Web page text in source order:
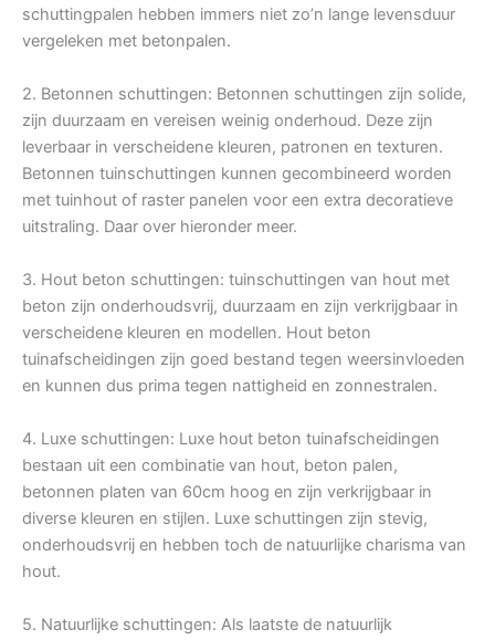
schuttingpalen hebben immers niet zo’n lange levensduur
vergeleken met betonpalen.
2. Betonnen schuttingen: Betonnen schuttingen zijn solide,
zijn duurzaam en vereisen weinig onderhoud. Deze zijn
leverbaar in verscheidene kleuren, patronen en texturen.
Betonnen tuinschuttingen kunnen gecombineerd worden
met tuinhout of raster panelen voor een extra decoratieve
uitstraling. Daar over hieronder meer.
3. Hout beton schuttingen: tuinschuttingen van hout met
beton zijn onderhoudsvrij, duurzaam en zijn verkrijgbaar in
verscheidene kleuren en modellen. Hout beton
tuinafscheidingen zijn goed bestand tegen weersinvloeden
en kunnen dus prima tegen nattigheid en zonnestralen.
4. Luxe schuttingen: Luxe hout beton tuinafscheidingen
bestaan uit een combinatie van hout, beton palen,
betonnen platen van 60cm hoog en zijn verkrijgbaar in
diverse kleuren en stijlen. Luxe schuttingen zijn stevig,
onderhoudsvrij en hebben toch de natuurlijke charisma van
hout.
5. Natuurlijke schuttingen: Als laatste de natuurlijk